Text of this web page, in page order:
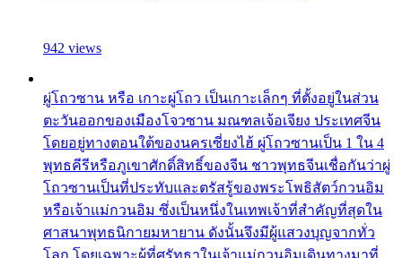
942 views
ผู่โถวซาน หรือ เกาะผู่โถว เป็นเกาะเล็กๆ ที่ตั้งอยู่ในส่วน
ตะวันออกของเมืองโจวซาน มณฑลเจ้อเจียง ประเทศจีน
โดยอยู่ทางตอนใต้ของนครเซี่ยงไฮ้ ผู่โถวซานเป็น 1 ใน 4
พุทธคีรีหรือภูเขาศักดิ์สิทธิ์ของจีน ชาวพุทธจีนเชื่อกันว่าผู่
โถวซานเป็นที่ประทับและตรัสรู้ของพระโพธิสัตว์กวนอิม
หรือเจ้าแม่กวนอิม ซึ่งเป็นหนึ่งในเทพเจ้าที่สำคัญที่สุดใน
ศาสนาพุทธนิกายมหายาน ดังนั้นจึงมีผู้แสวงบุญจากทั่ว
โลก โดยเฉพาะผู้ที่ศรัทธาในเจ้าแม่กวนอิมเดินทางมาที่